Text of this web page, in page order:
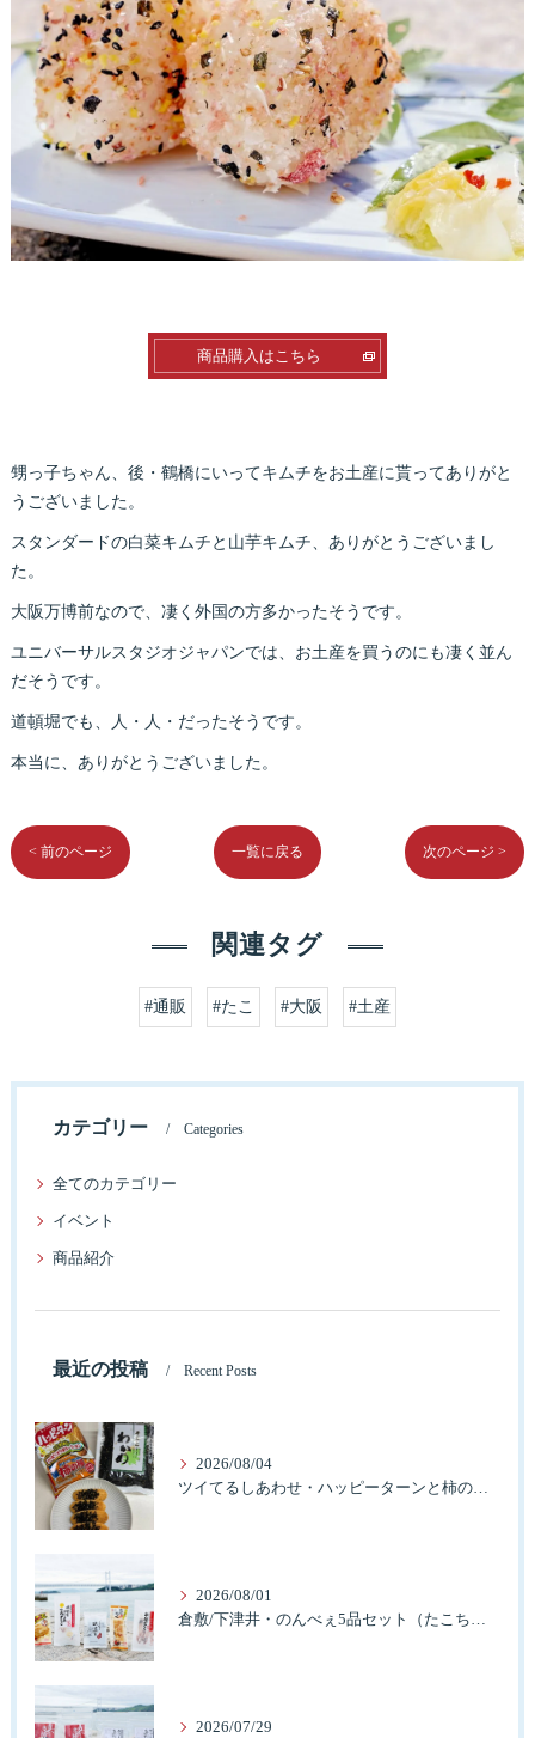
商品購入はこちら
甥っ子ちゃん、後・鶴橋にいってキムチをお土産に貰ってありがと
うございました。
スタンダードの白菜キムチと山芋キムチ、ありがとうございまし
た。
大阪万博前なので、凄く外国の方多かったそうです。
ユニバーサルスタジオジャパンでは、お土産を買うのにも凄く並ん
だそうです。
道頓堀でも、人・人・だったそうです。
本当に、ありがとうございました。
< 前のページ 一覧に戻る 次のページ >
関連タグ
#通販 #たこ #大阪 #土産
カテゴリー Categories
全てのカテゴリー
イベント
商品紹介
最近の投稿 Recent Posts
2026/08/04
ツイてるしあわせ・ハッピーターンと柿の種とそふとわかめふりかけとタコふりかけ・ハッピーコラボレーション
2026/08/01
2026/07/29